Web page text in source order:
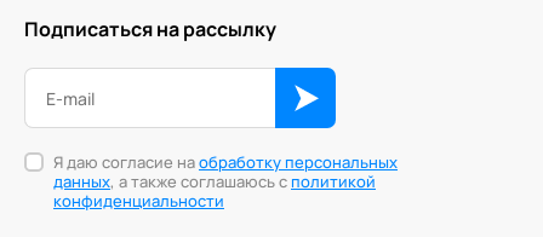
Подписаться на рассылку
Я даю согласие наобработку персональных
данных, а также соглашаюсь сполитикой
конфиденциальности